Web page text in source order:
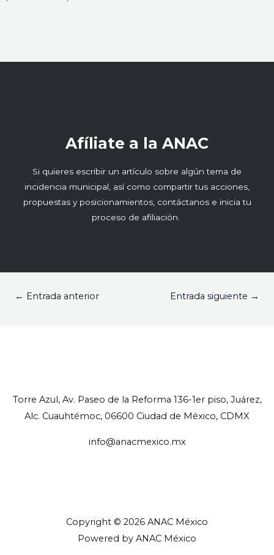
Afíliate a la ANAC
Si quieres escribir un artículo sobre algún tema de
incidencia municipal, así como compartir tus acciones,
propuestas y posicionamientos, contáctanos e inicia tu
proceso de afiliación.
← Entrada anterior Entrada siguiente →
Torre Azul, Av. Paseo de la Reforma 136-1er piso, Juárez,
Alc. Cuauhtémoc, 06600 Ciudad de México, CDMX
info@anacmexico.mx
Copyright © 2026 ANAC México
Powered by ANAC México